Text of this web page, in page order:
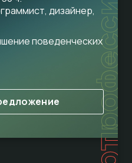
дизайнер,
поведенческих